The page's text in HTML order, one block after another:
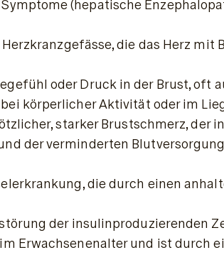
(hepatische
die das Herz
oder Druck in der Brust, oft
körperlicher Aktivität oder im
starker Brustschmerz, der
der verminderten
die durch einen
der insulinproduzierenden
Erwachsenenalter und ist durch